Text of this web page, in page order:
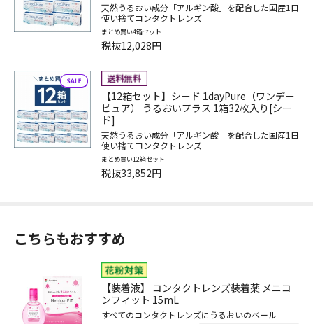
天然うるおい成分「アルギン酸」を配合した国産1日
使い捨てコンタクトレンズ
まとめ買い4箱セット
税抜12,028円
【12箱セット】シード 1dayPure（ワンデー
ピュア） うるおいプラス 1箱32枚入り[シー
ド]
天然うるおい成分「アルギン酸」を配合した国産1日
使い捨てコンタクトレンズ
まとめ買い12箱セット
税抜33,852円
こちらもおすすめ
【装着液】 コンタクトレンズ装着薬 メニコ
ンフィット 15mL
すべてのコンタクトレンズにうるおいのベール